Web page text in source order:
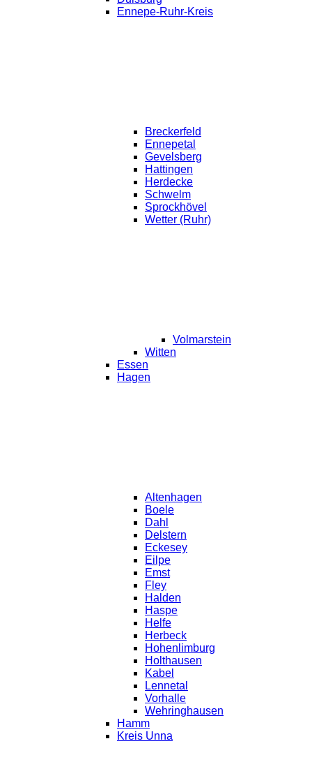
Ennepe-Ruhr-Kreis
Breckerfeld
Ennepetal
Gevelsberg
Hattingen
Herdecke
Schwelm
Sprockhövel
Wetter (Ruhr)
Volmarstein
Witten
Essen
Hagen
Altenhagen
Boele
Dahl
Delstern
Eckesey
Eilpe
Emst
Fley
Halden
Haspe
Helfe
Herbeck
Hohenlimburg
Holthausen
Kabel
Lennetal
Vorhalle
Wehringhausen
Hamm
Kreis Unna